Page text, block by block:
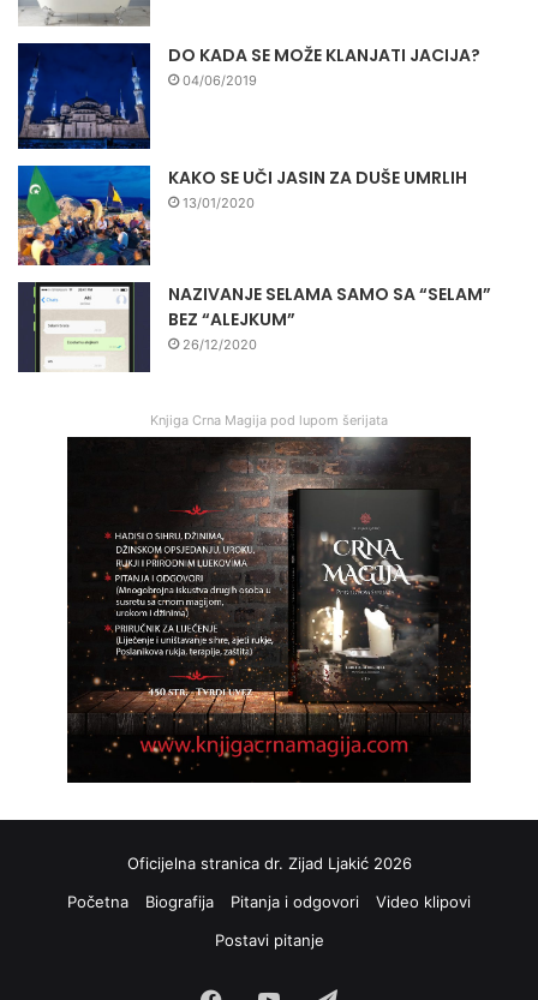
DO KADA SE MOŽE KLANJATI JACIJA?
04/06/2019
KAKO SE UČI JASIN ZA DUŠE UMRLIH
13/01/2020
NAZIVANJE SELAMA SAMO SA “SELAM”
BEZ “ALEJKUM”
26/12/2020
Knjiga Crna Magija pod lupom šerijata
Oficijelna stranica dr. Zijad Ljakić 2026
Početna
Biografija Pitanja i odgovori
Video klipovi
Postavi pitanje